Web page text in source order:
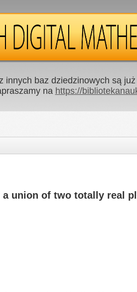
innych baz dziedzinowych są
na https://
union of two totally real